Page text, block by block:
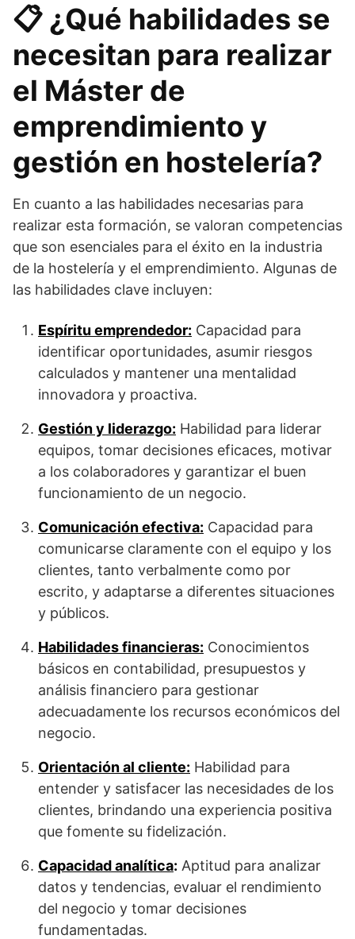
📋 ¿Qué habilidades se
necesitan para realizar
el Máster de
emprendimiento y
gestión en hostelería?
En cuanto a las habilidades necesarias para
realizar esta formación, se valoran competencias
que son esenciales para el éxito en la industria
de la hostelería y el emprendimiento. Algunas de
las habilidades clave incluyen:
Espíritu emprendedor: Capacidad para
identificar oportunidades, asumir riesgos
calculados y mantener una mentalidad
innovadora y proactiva.
Gestión y liderazgo: Habilidad para liderar
equipos, tomar decisiones eficaces, motivar
a los colaboradores y garantizar el buen
funcionamiento de un negocio.
Comunicación efectiva: Capacidad para
comunicarse claramente con el equipo y los
clientes, tanto verbalmente como por
escrito, y adaptarse a diferentes situaciones
y públicos.
Habilidades financieras: Conocimientos
básicos en contabilidad, presupuestos y
análisis financiero para gestionar
adecuadamente los recursos económicos del
negocio.
Orientación al cliente: Habilidad para
entender y satisfacer las necesidades de los
clientes, brindando una experiencia positiva
que fomente su fidelización.
Capacidad analítica: Aptitud para analizar
datos y tendencias, evaluar el rendimiento
del negocio y tomar decisiones
fundamentadas.